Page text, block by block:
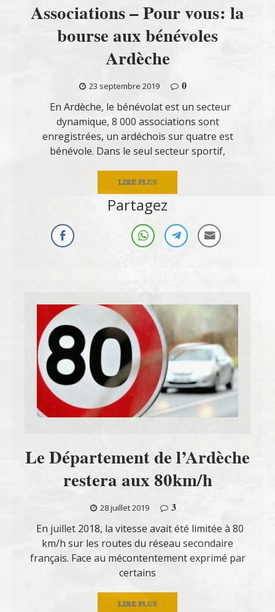
Associations – Pour vous: la
bourse aux bénévoles
Ardèche
23 septembre 2019
0
En Ardèche, le bénévolat est un secteur
dynamique, 8 000 associations sont
enregistrées, un ardéchois sur quatre est
bénévole. Dans le seul secteur sportif,
LIRE PLUS
Partagez
Le Département de l’Ardèche
restera aux 80km/h
28 juillet 2019
3
En juillet 2018, la vitesse avait été limitée à 80
km/h sur les routes du réseau secondaire
français. Face au mécontentement exprimé par
certains
LIRE PLUS